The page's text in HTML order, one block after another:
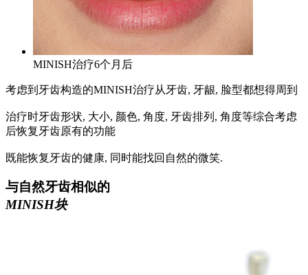
MINISH治疗6个月后
考虑到牙齿构造的MINISH治疗从牙齿, 牙龈, 脸型都想得周到
治疗时牙齿形状, 大小, 颜色, 角度, 牙齿排列, 角度等综合考虑
后恢复牙齿原有的功能
既能恢复牙齿的健康, 同时能找回自然的微笑.
与自然牙齿相似的
MINISH块